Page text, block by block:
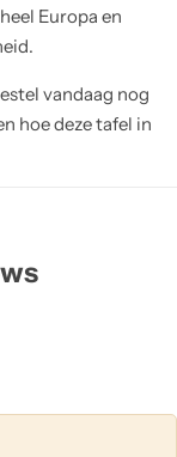
Europa en
vandaag nog
hoe deze tafel in